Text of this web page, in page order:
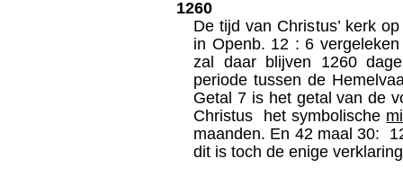
1260
De tijd van Christus’ kerk
in Openb. 12 : 6
zal daar blijven 1260
periode tussen de
Getal 7 is het getal van de
Christus het symbolische
maanden. En 42 maal 30:
dit is toch de enige